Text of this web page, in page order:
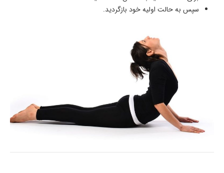
سپس به حالت اولیه خود بازگردید.